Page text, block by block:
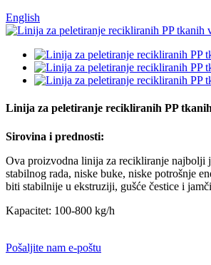
English
Linija za peletiranje recikliranih PP
Sirovina i prednosti:
Ova proizvodna linija za recikliranje najbolji
stabilnog rada, niske buke, niske potrošnje
biti stabilnije u ekstruziji, gušće čestice i
Kapacitet: 100-800 kg/h
Pošaljite nam e-poštu